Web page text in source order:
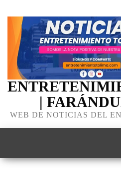
|
WEB DE NOTICIAS DEL